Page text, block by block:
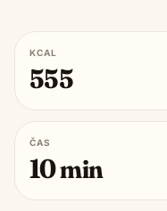
KCAL
555
ČAS
10min